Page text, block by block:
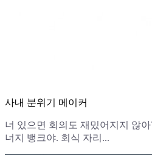
사내 분위기 메이커
너 있으면 회의도 재밌어지지 않
너지 뱅크야. 회식 자리...